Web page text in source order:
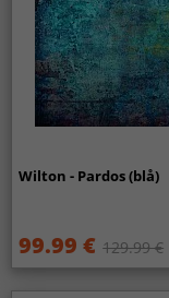
Wilton - Pardos (blå)
99.99 € 129.99 €